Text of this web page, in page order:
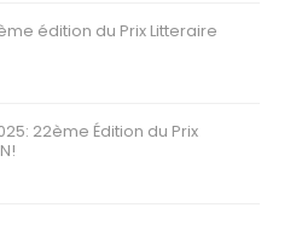
édition du Prix Litteraire
22ème Édition du Prix